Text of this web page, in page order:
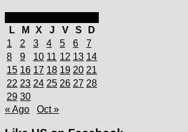
L
M X J V S
D
1
2 3 4 5 6
7
8
9 10 11 12 13 14
15 16 17 18 19 20 21
22 23 24 25 26 27 28
29 30
« Ago
Oct »